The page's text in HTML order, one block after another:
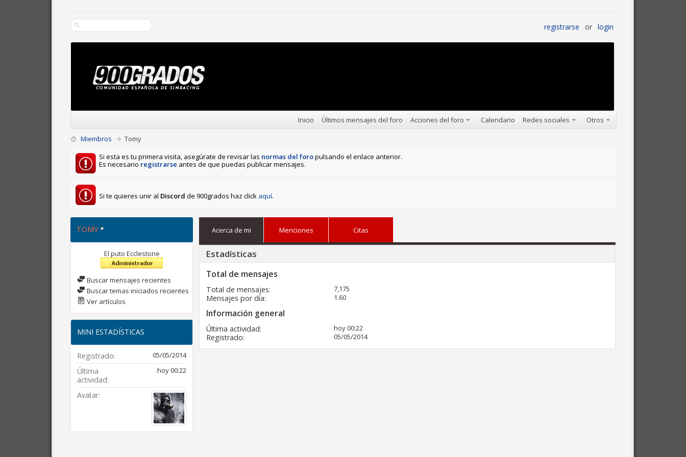
registrarse or login
Inicio Últimos mensajes del foro Acciones del foro Calendario Redes sociales Otros
Miembros
Tomy
Si esta es tu primera visita, asegúrate de revisar las normas del foropulsando el enlace anterior.
Es necesario registrarse antes de que puedas publicar mensajes.
Si te quieres unir al Discord de 900grados haz click aquí.
TOMY
El puto Ecclestone
Buscar mensajes recientes
Buscar temas iniciados recientes
Ver artículos
MINI ESTADÍSTICAS
Registrado 05/05/2014
Última
actividad
hoy00:22
Avatar
Acerca de mi Menciones Citas
Estadísticas
Total de mensajes
Total de mensajes 7,175
Mensajes por día 1.60
Información general
Última actividad hoy00:22
Registrado 05/05/2014